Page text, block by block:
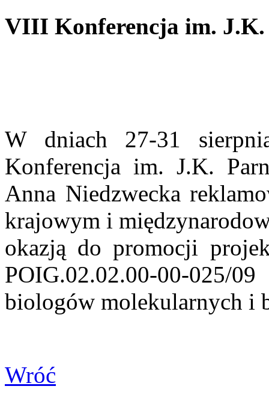
VIII Konferencja im. J.K.
W dniach 27-31
Konferencja im. J.K.
Anna Niedzwecka
krajowym i
okazją do promocji
POIG.02.02.00-00-025/
biologów molekularnych i
Wróć